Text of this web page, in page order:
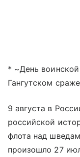
* ~День
Гангутском
9 августа в
российской
флота над
произошло 27